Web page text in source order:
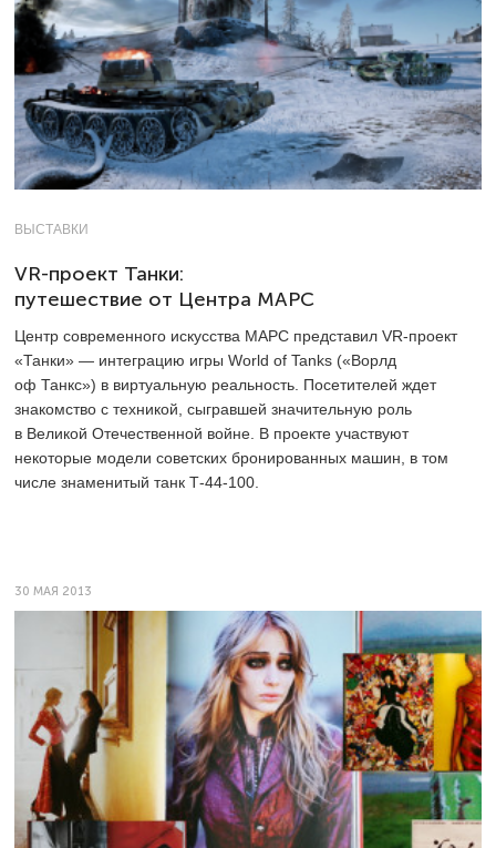
ВЫСТАВКИ
VR-проект Танки:
путешествие от Центра МАРС
Центр современного искусства МАРС представил VR-проект
«Танки» — интеграцию игры World of Tanks («Ворлд
оф Танкс») в виртуальную реальность. Посетителей ждет
знакомство с техникой, сыгравшей значительную роль
в Великой Отечественной войне. В проекте участвуют
некоторые модели советских бронированных машин, в том
числе знаменитый танк Т-44-100.
30 МАЯ 2013